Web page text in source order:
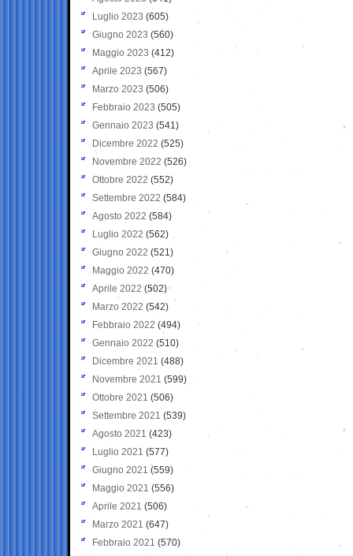
Luglio 2023 (605)
Giugno 2023 (560)
Maggio 2023 (412)
Aprile 2023 (567)
Marzo 2023 (506)
Febbraio 2023 (505)
Gennaio 2023 (541)
Dicembre 2022 (525)
Novembre 2022 (526)
Ottobre 2022 (552)
Settembre 2022 (584)
Agosto 2022 (584)
Luglio 2022 (562)
Giugno 2022 (521)
Maggio 2022 (470)
Aprile 2022 (502)
Marzo 2022 (542)
Febbraio 2022 (494)
Gennaio 2022 (510)
Dicembre 2021 (488)
Novembre 2021 (599)
Ottobre 2021 (506)
Settembre 2021 (539)
Agosto 2021 (423)
Luglio 2021 (577)
Giugno 2021(559)
Maggio 2021 (556)
Aprile 2021 (506)
Marzo 2021 (647)
Febbraio 2021 (570)